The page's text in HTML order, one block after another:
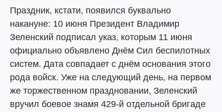
Праздник, кстати, появился буквально
накануне: 10 июня Президент Владимир
Зеленский подписал указ, которым 11 июня
официально объявлено Днём Сил беспилотных
систем. Дата совпадает с днём основания этого
рода войск. Уже на следующий день, на первом
же торжественном праздновании, Зеленский
вручил боевое знамя 429-й отдельной бригаде